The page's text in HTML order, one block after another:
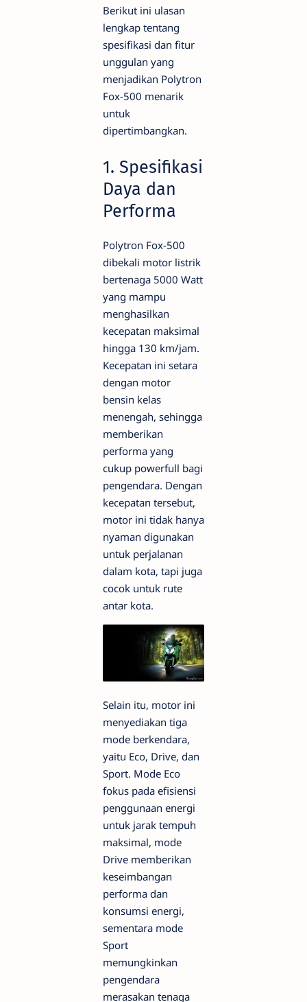
Berikut ini ulasan
lengkap tentang
spesifikasi dan fitur
unggulan yang
menjadikan Polytron
Fox-500 menarik
untuk
dipertimbangkan.
1. Spesifikasi
Daya dan
Performa
Polytron Fox-500
dibekali motor listrik
bertenaga 5000 Watt
yang mampu
menghasilkan
kecepatan maksimal
hingga 130 km/jam.
Kecepatan ini setara
dengan motor
bensin kelas
menengah, sehingga
memberikan
performa yang
cukup powerfull bagi
pengendara. Dengan
kecepatan tersebut,
motor ini tidak hanya
nyaman digunakan
untuk perjalanan
dalam kota, tapi juga
cocok untuk rute
antar kota.
Selain itu, motor ini
menyediakan tiga
mode berkendara,
yaitu Eco, Drive, dan
Sport. Mode Eco
fokus pada efisiensi
penggunaan energi
untuk jarak tempuh
maksimal, mode
Drive memberikan
keseimbangan
performa dan
konsumsi energi,
sementara mode
Sport
memungkinkan
pengendara
merasakan tenaga